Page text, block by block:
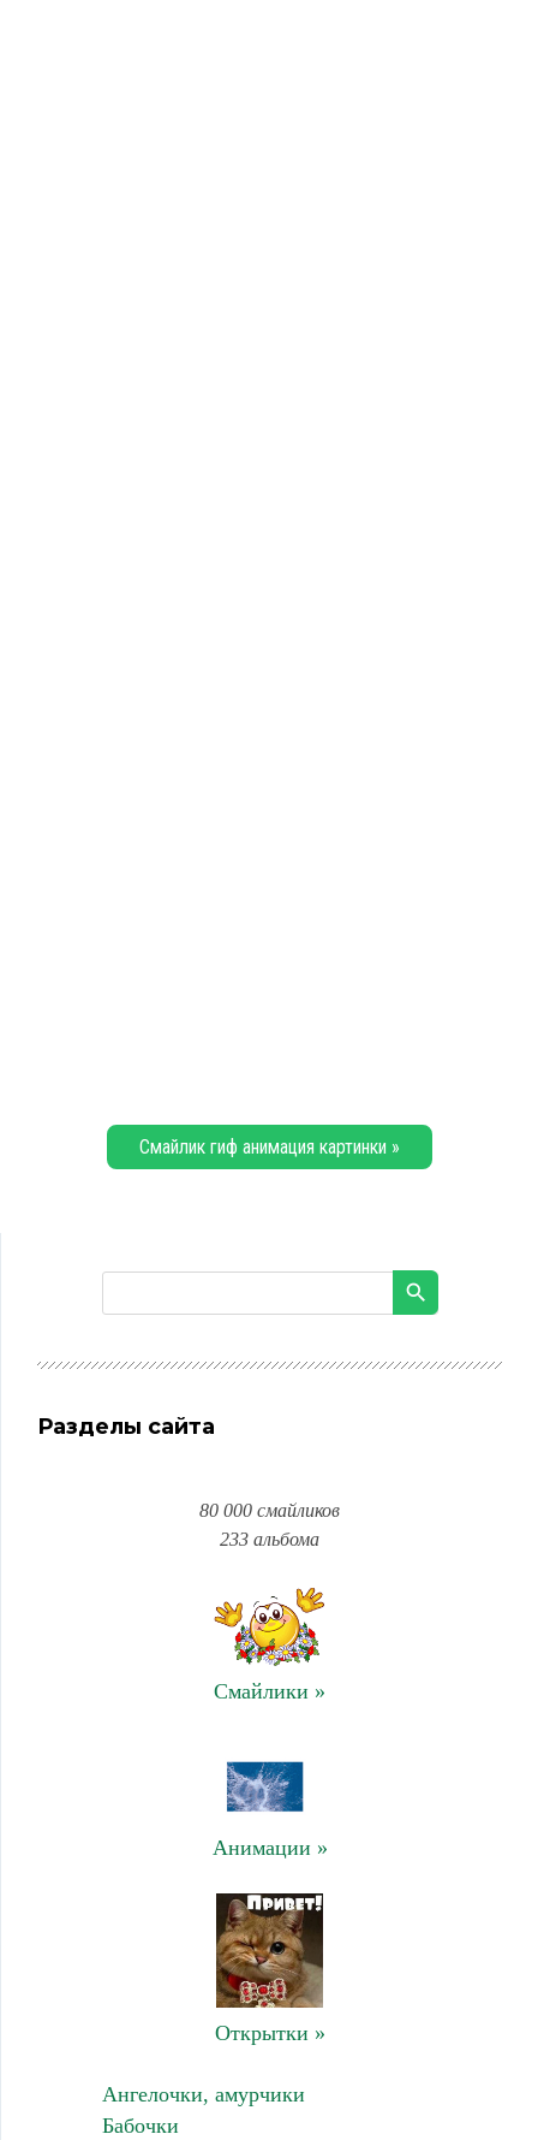
Смайлик гиф анимация картинки »
Разделы сайта
80 000 смайликов
233 альбома
Смайлики »
Анимации »
Открытки »
Ангелочки, амурчики
Бабочки